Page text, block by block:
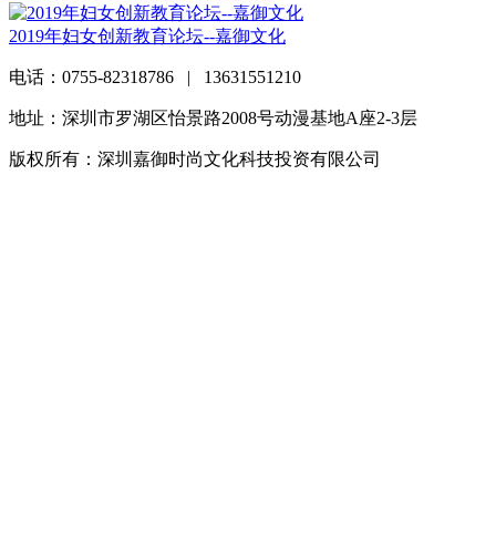
2019年妇女创新教育论坛--嘉御文化
电话：0755-82318786 | 13631551210
地址：深圳市罗湖区怡景路2008号动漫基地A座2-3层
版权所有：深圳嘉御时尚文化科技投资有限公司